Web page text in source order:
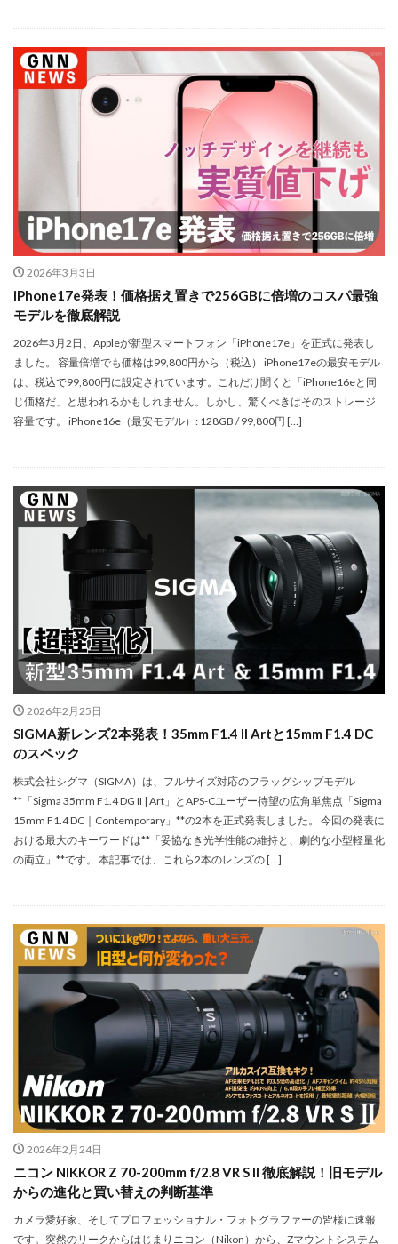
2026年3月3日
iPhone17e発表！価格据え置きで256GBに倍増のコスパ最強
モデルを徹底解説
2026年3月2日、Appleが新型スマートフォン「iPhone17e」を正式に発表し
ました。 容量倍増でも価格は99,800円から（税込） iPhone17eの最安モデル
は、税込で99,800円に設定されています。これだけ聞くと「iPhone16eと同
じ価格だ」と思われるかもしれません。しかし、驚くべきはそのストレージ
容量です。 iPhone16e（最安モデル）: 128GB / 99,800円 […]
2026年2月25日
SIGMA新レンズ2本発表！35mm F1.4 II Artと15mm F1.4 DC
のスペック
株式会社シグマ（SIGMA）は、フルサイズ対応のフラッグシップモデル
**「Sigma 35mm F1.4 DG II | Art」とAPS-Cユーザー待望の広角単焦点「Sigma
15mm F1.4 DC｜Contemporary」**の2本を正式発表しました。 今回の発表に
おける最大のキーワードは**「妥協なき光学性能の維持と、劇的な小型軽量化
の両立」**です。 本記事では、これら2本のレンズの […]
2026年2月24日
ニコン NIKKOR Z 70-200mm f/2.8 VR S II 徹底解説！旧モデル
からの進化と買い替えの判断基準
カメラ愛好家、そしてプロフェッショナル・フォトグラファーの皆様に速報
です。突然のリークからはじまりニコン（Nikon）から、Zマウントシステム
NIKKOR Z 24-70mm f/2.8 S Ⅱ
NIKKOR Z 28-135mm f/4 PZ
NIKKOR Z 28-135mm f/4 PZ 発売
NIKKOR Z 35mm f/1.2 S
NIKKOR Z 35mm f/1.4
NIKKOR Z 35mm f/1.4 S
NIKKOR Z 70-200mm f/2.8 VR S II
NIKKOR Z 70-200mm f/2.8 VR S II 予約日
NIKKOR Z 70-200mm f/2.8 VR S II 価格
NIKKOR Z 70-200mm f/2.8 VR S II 発売日
Nikon
Nikon 2026
Nikon 2027
nikon 35mm 1.2
nikon 35mm f1.2
Nikon Z6 Ⅲ
Nikon Z6iii
Nikon Z6Ⅲ
Nikon Z7 Ⅲ
Nikon Z9 Ⅱ
Nikon Z90 Nikon Z9ii
Nikon Z9Ⅱ
Nikon ZED
Nikon Zf
Nikon Zf シルバー
Nikon ZR
Nikon レンズ
Nikon 大三元レンズ
Nikon 新型
Nikon 新型カメラ
nikonz9ii
NINTENDO SWITCH 2
nintendoswitch2
OM-1 Mark II
OMDS OM-3
OpenAI
Otus ML 35mm
Otus ML 35mm 価格
Otus ML 35mm 発売日
Otus ML 35mm 発表日
P42i
Pixel10a Pixel11
Powerbeats Pro 2
powershotv1
RED WING
RED Zマウント
Review
RF 14mm F1.4L VCM
RF16 28mm F2 8 IS STM
RF300-600
RICOH
RICOH GRⅣ
Rollei scratchgate
SIGMA
SIGMA 12mm F1.4 DC
sony
SONY FX3
SONY FX5 SONY α7V
SPACE X
SSD高騰
STARLINK SunDisk
SurfaceBook
TAMRON
visionpro
watchOS
watchOS 11.3
Z9ii スペック
Z9ii 価格
Z9ii 発売日
ZEISS Otus ML
Zf zf シルバー
Zf ファーム
ZR 修理
ZV-E10II Zシネマ
Zマウント
おすすめ Mac アプリ
アップル 2026
アップル 初売り
アップルAI
アマゾン 初売り
アレクサ
インスタ リール 時間
インスタ縦長になった
インスタ表示戻す
インスタ長方形になる直し方
オータス
カメラ
キャノン
キャノン レンズ
コシナ
シグマ
シーピープラス2026